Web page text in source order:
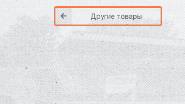
Другие товары